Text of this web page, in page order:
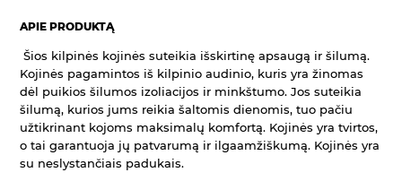
APIE PRODUKTĄ
Šios kilpinės kojinės suteikia išskirtinę apsaugą ir šilumą.
Kojinės pagamintos iš kilpinio audinio, kuris yra žinomas
dėl puikios šilumos izoliacijos ir minkštumo. Jos suteikia
šilumą, kurios jums reikia šaltomis dienomis, tuo pačiu
užtikrinant kojoms maksimalų komfortą. Kojinės yra tvirtos,
o tai garantuoja jų patvarumą ir ilgaamžiškumą. Kojinės yra
su neslystančiais padukais.